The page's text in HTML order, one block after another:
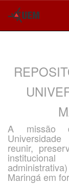
A missão
reunir,
Maringá em